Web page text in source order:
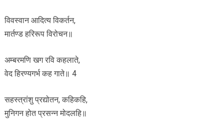
विवस्वान आदित्य विकर्तन,
मार्तण्ड हरिरूप विरोचन॥
अम्बरमणि खग रवि कहलाते,
वेद हिरण्यगर्भ कह गाते॥ 4
सहस्त्रांशु प्रद्योतन, कहिकहि,
मुनिगन होत प्रसन्न मोदलहि॥